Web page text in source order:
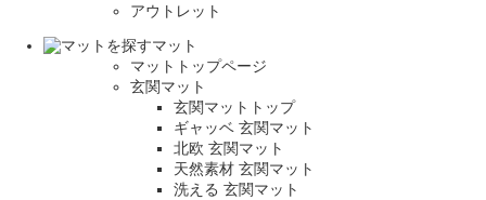
アウトレット
マット
マットトップページ
玄関マット
玄関マットトップ
ギャッベ 玄関マット
北欧 玄関マット
天然素材 玄関マット
洗える 玄関マット